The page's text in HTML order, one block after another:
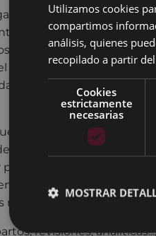
un espectáculo en
Con estos festivales
una tarde divertida
grupo, contando para
de las personas
centro de
se vivirán situaciones
que los verdaderos
su buen hacer,
revisiones,
Utilizamos cookies
compartimos
análisis, quienes
recopilado a partir
Cookies
estrictamente
necesarias
MOSTRAR